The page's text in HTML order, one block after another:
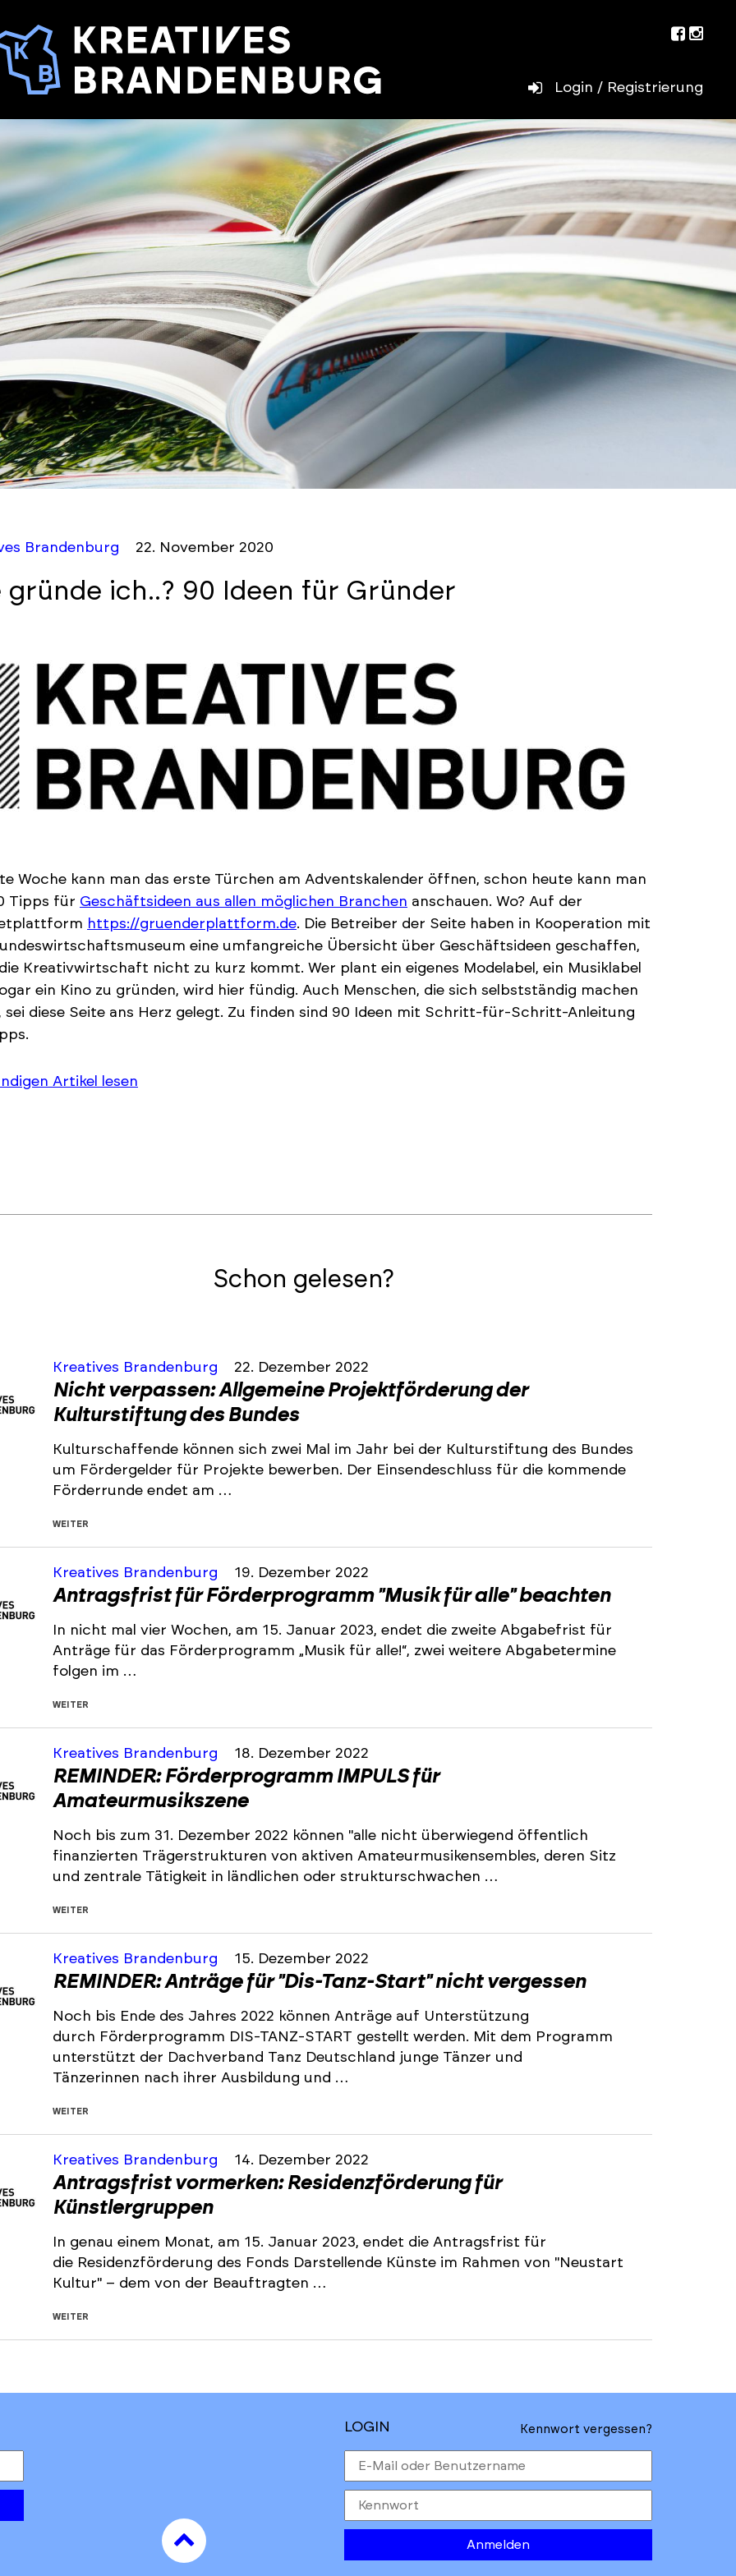
Login / Registrierung
Brandenburg 22. November 2020
gründe ich..? 90 Ideen für Gründer
Woche kann man das erste Türchen am Adventskalender öffnen, schon heute kann man
Tipps für Geschäftsideen aus allen möglichen Branchen anschauen. Wo? Auf der
https://gruenderplattform.de. Die Betreiber der Seite haben in Kooperation mit
eine umfangreiche Übersicht über Geschäftsideen geschaffen,
Kreativwirtschaft nicht zu kurz kommt. Wer plant ein eigenes Modelabel, ein Musiklabel
ein Kino zu gründen, wird hier fündig. Auch Menschen, die sich selbstständig machen
sei diese Seite ans Herz gelegt. Zu finden sind 90 Ideen mit Schritt-für-Schritt-Anleitung
Artikel lesen
Schon gelesen?
Kreatives Brandenburg 22. Dezember 2022
Nicht verpassen: Allgemeine Projektförderung der
Kulturstiftung des Bundes
Kulturschaffende können sich zwei Mal im Jahr bei der Kulturstiftung des Bundes
um Fördergelder für Projekte bewerben. Der Einsendeschluss für die kommende
Förderrunde endet am …
WEITER
Kreatives Brandenburg 19. Dezember 2022
Antragsfrist für Förderprogramm "Musik für alle" beachten
In nicht mal vier Wochen, am 15. Januar 2023, endet die zweite Abgabefrist für
Anträge für das Förderprogramm „Musik für alle!“, zwei weitere Abgabetermine
folgen im …
WEITER
Kreatives Brandenburg 18. Dezember 2022
REMINDER: Förderprogramm IMPULS für
Amateurmusikszene
Noch bis zum 31. Dezember 2022 können "alle nicht überwiegend öffentlich
finanzierten Trägerstrukturen von aktiven Amateurmusikensembles, deren Sitz
und zentrale Tätigkeit in ländlichen oder strukturschwachen …
WEITER
Kreatives Brandenburg 15. Dezember 2022
REMINDER: Anträge für "Dis-Tanz-Start" nicht vergessen
Noch bis Ende des Jahres 2022 können Anträge auf Unterstützung
durch Förderprogramm DIS-TANZ-START gestellt werden. Mit dem Programm
unterstützt der Dachverband Tanz Deutschland junge Tänzer und
Tänzerinnen nach ihrer Ausbildung und …
WEITER
Kreatives Brandenburg 14. Dezember 2022
Antragsfrist vormerken: Residenzförderung für
Künstlergruppen
In genau einem Monat, am 15. Januar 2023, endet die Antragsfrist für
die Residenzförderung des Fonds Darstellende Künste im Rahmen von "Neustart
Kultur" – dem von der Beauftragten …
WEITER
to
top
LOGIN Kennwort vergessen?
Anmelden